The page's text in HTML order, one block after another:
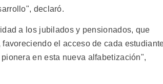
declaró.
a los jubilados y pensionados, que
el acceso de cada
en esta nueva alfabetización",